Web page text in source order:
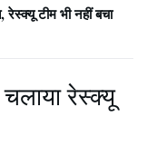
टीम भी नहीं बचा
रेस्क्यू